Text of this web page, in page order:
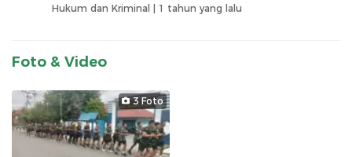
Hukum dan Kriminal | 1 tahun yang lalu
Foto & Video
3 Foto